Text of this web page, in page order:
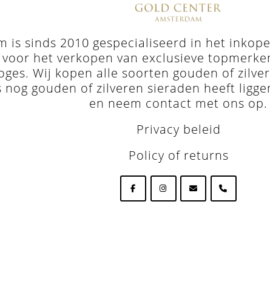
is sinds 2010 gespecialiseerd in het
het verkopen van exclusieve
Wij kopen alle soorten gouden of
gouden of zilveren sieraden heeft
en neem contact met ons op.
Privacy beleid
Policy of returns